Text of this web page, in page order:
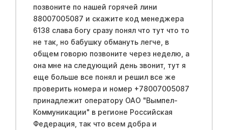
позвоните по нашей горячей лини
88007005087 и скажите код менеджера
6138 слава богу сразу понял что тут что то
не так, но бабушку обмануть легче, в
общем говорю позвоните через неделю, а
она мне на следующий день звонит, тут я
еще больше все понял и решил все же
проверить номера и номер +78007005087
принадлежит оператору ОАО "Вымпел-
Коммуникации" в регионе Российская
Федерация, так что всем добра и